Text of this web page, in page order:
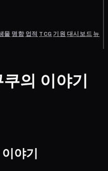
물 명함 업적 TCG기원 대시보드뉴
의 이야기
야기